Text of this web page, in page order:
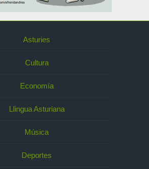
Asturies
Cultura
Economía
Llingua Asturiana
Música
Deportes